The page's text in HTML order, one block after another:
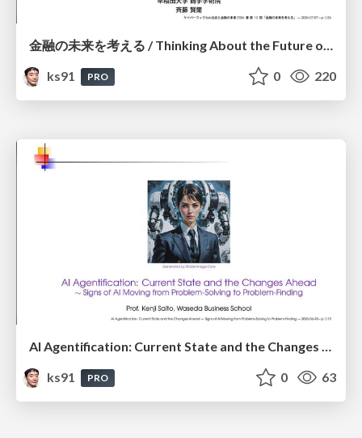
金融の未来を考える / Thinking About the Future of Finance
ks91
PRO 0 220
AI Agentification: Current State and the Changes Ahead
ks91
PRO 0 63